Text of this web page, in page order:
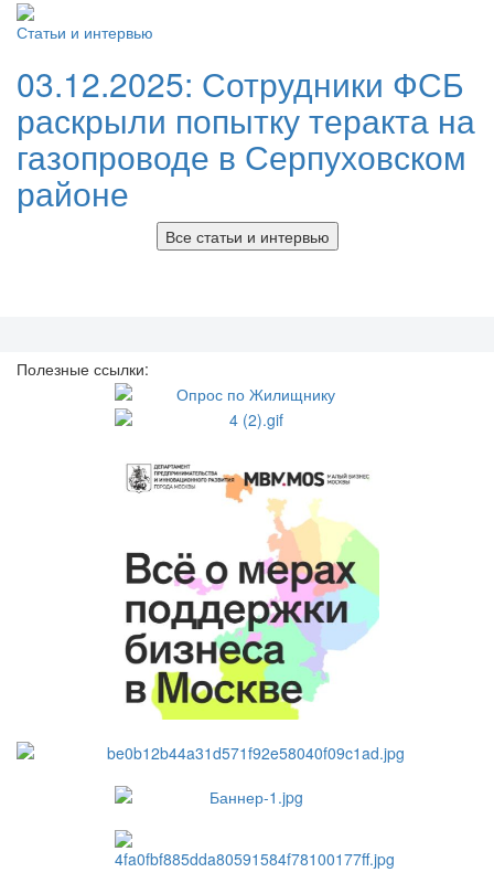
Статьи и интервью
03.12.2025: Сотрудники ФСБ
раскрыли попытку теракта на
газопроводе в Серпуховском
районе
Все статьи и интервью
Полезные ссылки: